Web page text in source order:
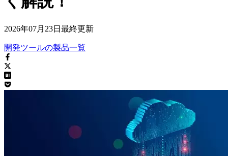
2026年07月23日 最終更新
開発ツールの製品一覧